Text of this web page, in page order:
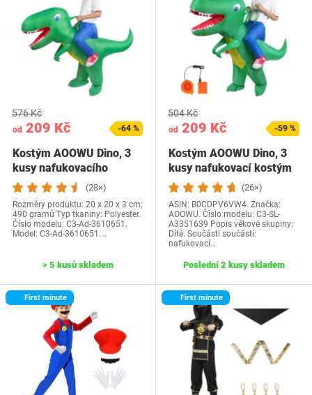
od 209 Kč
576 Kč
-64 %
Kostým AOOWU Dino, 3
kusy nafukovacího
kostýmu dinosaura,…
(28×)
Rozměry produktu: 20 x 20 x 3 cm;
490 gramů Typ tkaniny: Polyester.
Číslo modelu: C3-Ad-3610651.
Model: C3-Ad-3610651.…
> 5 kusů skladem
od 209 Kč
504 Kč
-59 %
Kostým AOOWU Dino, 3
kusy nafukovací kostým
dinosaura,…
(26×)
ASIN: B0CDPV6VW4. Značka:
AOOWU. Číslo modelu: C3-SL-
A3351639 Popis věkové skupiny:
Dítě. Součásti součástí:
nafukovací…
Poslední 2 kusy skladem
First minute First minute